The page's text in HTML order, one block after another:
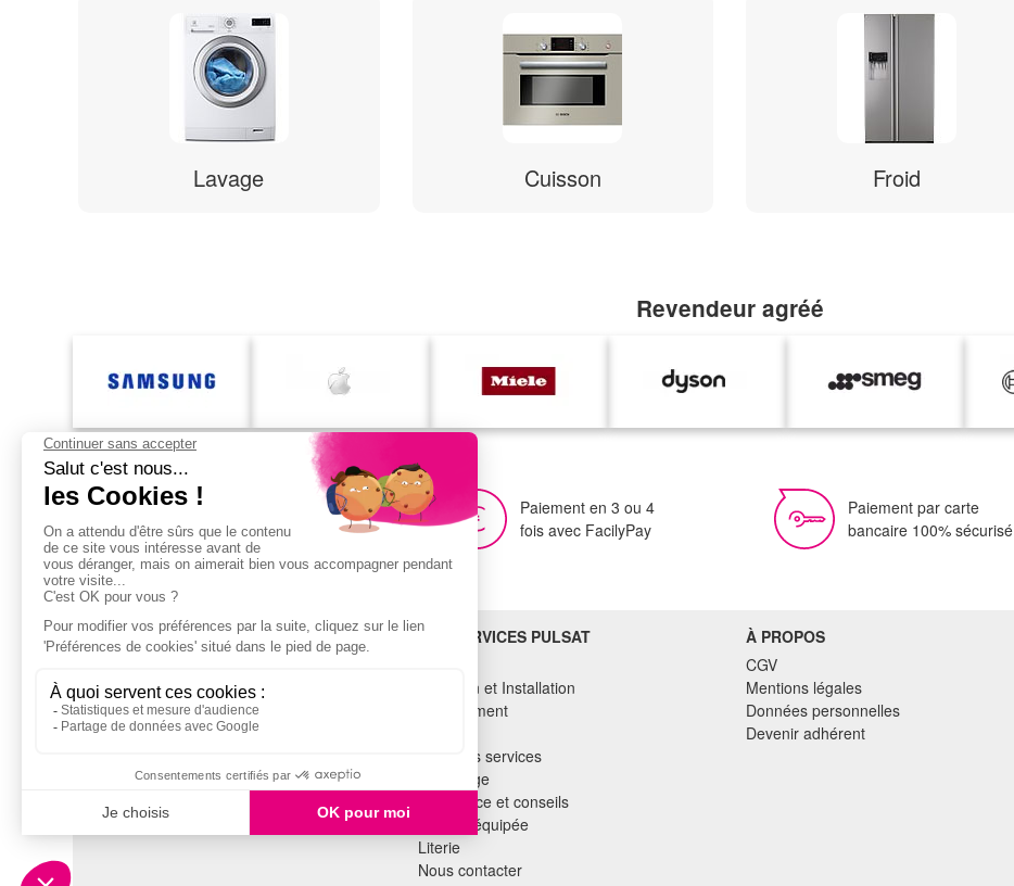
Lavage Cuisson Froid
Revendeur agréé
Achats en ligne
et/ou en magasin
Paiement en 3 ou 4
fois avec FacilyPay
Paiement par carte
bancaire 100% sécurisé
BESOIN D'AIDE ?
TROUVEZ-NOUS !
LES SERVICES PULSAT
Livraison et Installation
Financement
Tous nos services
Recyclage
Assistance et conseils
Cuisine équipée
Literie
Nous contacter
À PROPOS
CGV
Mentions légales
Données personnelles
Devenir adhérent